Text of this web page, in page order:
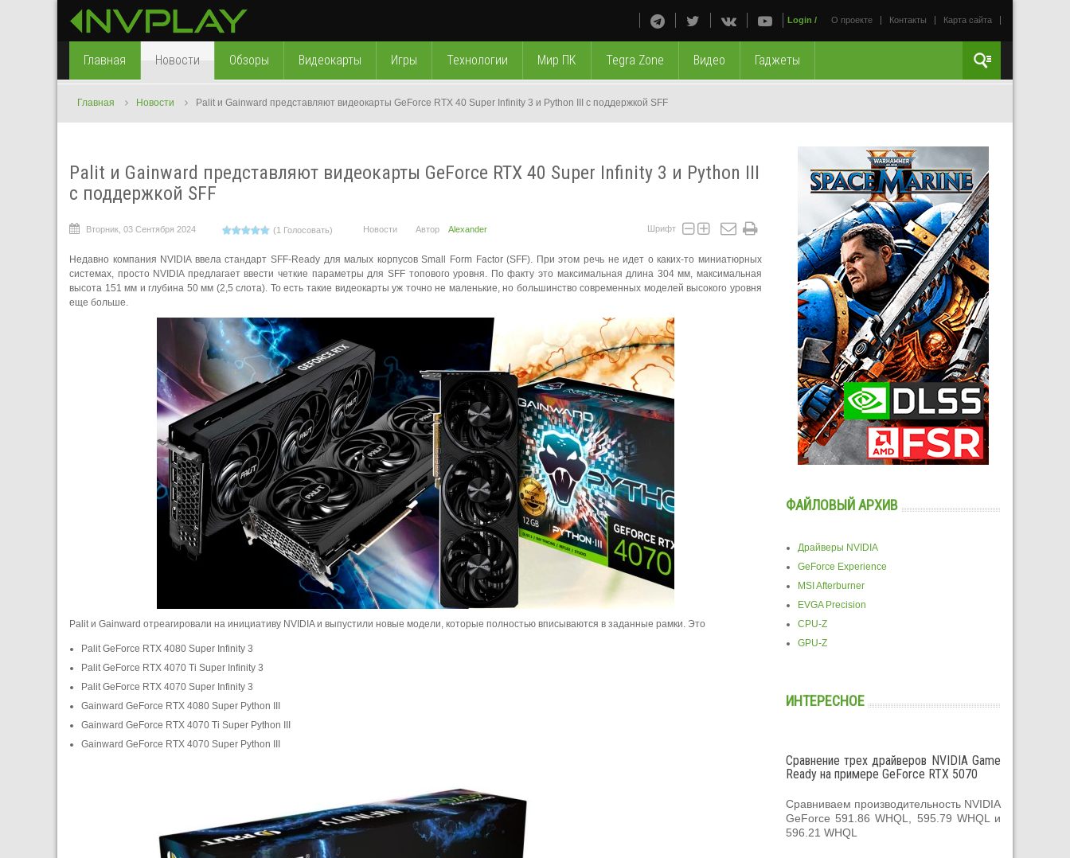
О проекте Контакты Карта сайта
Login /
Главная Новости Обзоры Видеокарты Игры Технологии Мир ПК Tegra Zone Видео Гаджеты
Главная Новости Palit и Gainward представляют видеокарты GeForce RTX 40 Super Infinity 3 и Python III с поддержкой SFF
Palit и Gainward представляют видеокарты GeForce RTX 40 Super Infinity 3 и Python III
с поддержкой SFF
Вторник, 03 Сентября 2024 (1 Голосовать) Новости Автор Alexander Шрифт
Недавно компания NVIDIA ввела стандарт SFF-Ready для малых корпусов Small Form Factor (SFF). При этом речь не идет о каких-то миниатюрных
системах, просто NVIDIA предлагает ввести четкие параметры для SFF топового уровня. По факту это максимальная длина 304 мм, максимальная
высота 151 мм и глубина 50 мм (2,5 слота). То есть такие видеокарты уж точно не маленькие, но большинство современных моделей высокого уровня
еще больше.
Palit и Gainward отреагировали на инициативу NVIDIA и выпустили новые модели, которые полностью вписываются в заданные рамки. Это
Palit GeForce RTX 4080 Super Infinity 3
Palit GeForce RTX 4070 Ti Super Infinity 3
Palit GeForce RTX 4070 Super Infinity 3
Gainward GeForce RTX 4080 Super Python III
Gainward GeForce RTX 4070 Ti Super Python III
Gainward GeForce RTX 4070 Super Python III
ФАЙЛОВЫЙ АРХИВ
Драйверы NVIDIA
GeForce Experience
MSI Afterburner
EVGA Precision
CPU-Z
GPU-Z
ИНТЕРЕСНОЕ
Сравнение трех драйверов NVIDIA Game
Ready на примере GeForce RTX 5070
Сравниваем производительность NVIDIA
GeForce 591.86 WHQL, 595.79 WHQL и
596.21 WHQL